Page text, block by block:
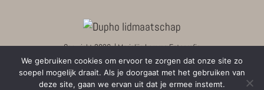
Copyright2026 | Marjolijn Lamme Fotografie
Facebook
X Instagram
LinkedIn
We gebruiken cookies om ervoor te zorgen dat onze site zo
soepel mogelijk draait. Als je doorgaat met het gebruiken van
deze site, gaan we ervan uit dat je ermee instemt.